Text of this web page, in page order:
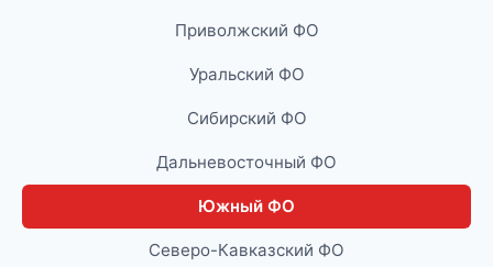
Приволжский ФО
Уральский ФО
Сибирский ФО
Дальневосточный ФО
Южный ФО
Северо-Кавказский ФО